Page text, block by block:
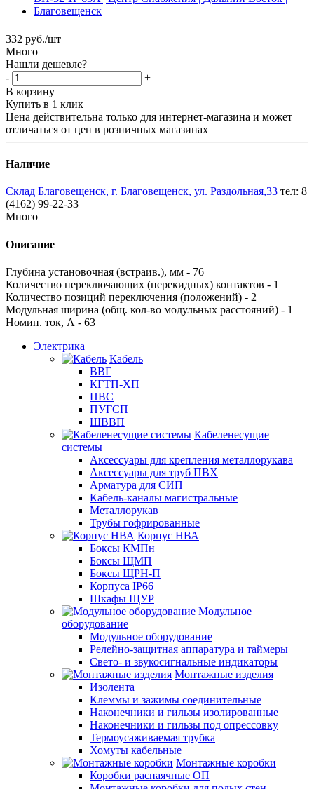
332 руб./шт
Много
Нашли дешевле?
-
+
В корзину
Купить в 1 клик
Цена действительна только для интернет-магазина и может
отличаться от цен в розничных магазинах
Наличие
Склад Благовещенск, г. Благовещенск, ул. Раздольная,33 тел: 8
(4162) 99-22-33
Много
Описание
Глубина установочная (встраив.), мм - 76
Количество переключающих (перекидных) контактов - 1
Количество позиций переключения (положений) - 2
Модульная ширина (общ. кол-во модульных расстояний) - 1
Номин. ток, А - 63
Электрика
Кабель
ВВГ
КГТП-ХП
ПВС
ПУГСП
ШВВП
Кабеленесущие
системы
Аксессуары для крепления металлорукава
Аксессуары для труб ПВХ
Арматура для СИП
Кабель-каналы магистральные
Металлорукав
Трубы гофрированные
Корпус НВА
Боксы КМПн
Боксы ЩМП
Боксы ЩРН-П
Корпуса IP66
Шкафы ЩУР
Модульное
оборудование
Модульное оборудование
Релейно-защитная аппаратура и таймеры
Свето- и звукосигнальные индикаторы
Монтажные изделия
Изолента
Клеммы и зажимы соединительные
Наконечники и гильзы изолированные
Наконечники и гильзы под опрессовку
Термоусаживаемая трубка
Хомуты кабельные
Монтажные коробки
Коробки распаячные ОП